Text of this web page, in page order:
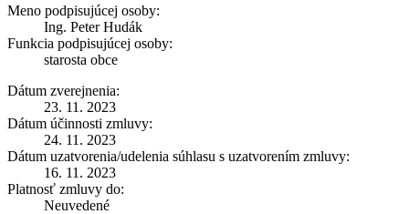
Meno podpisujúcej osoby:
Ing. Peter Hudák
Funkcia podpisujúcej osoby:
starosta obce
Dátum zverejnenia:
23. 11. 2023
Dátum účinnosti zmluvy:
24. 11. 2023
Dátum uzatvorenia/udelenia súhlasu s uzatvorením zmluvy:
16. 11. 2023
Platnosť zmluvy do:
Neuvedené